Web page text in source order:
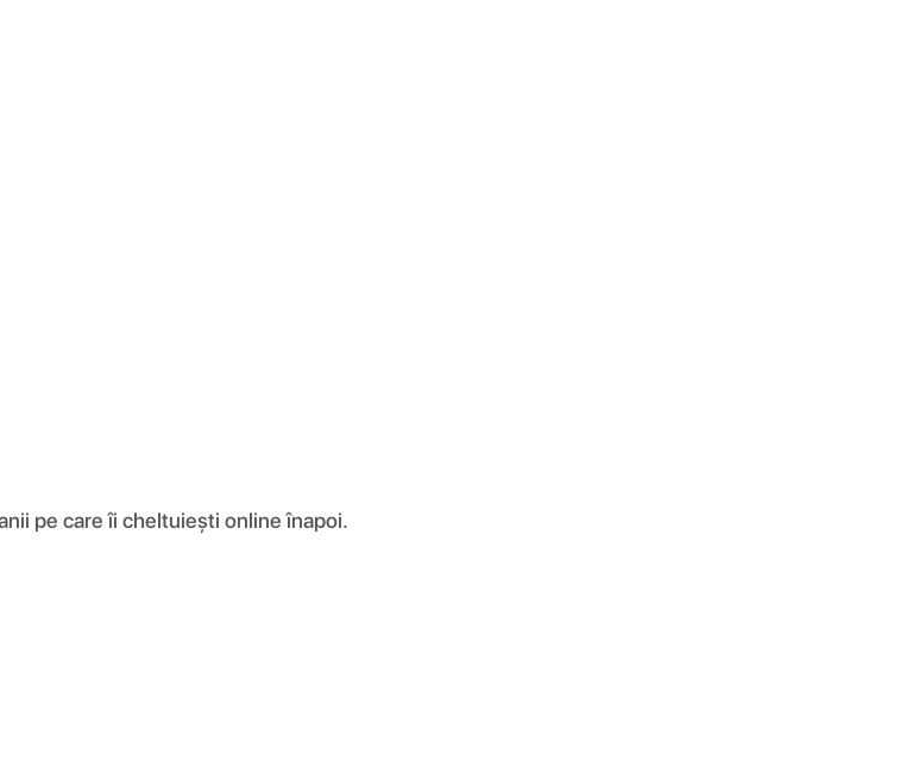
pe care îi cheltuiești online înapoi.